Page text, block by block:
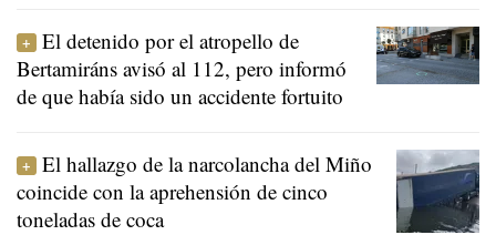
El detenido por el atropello de
Bertamiráns avisó al 112, pero informó
de que había sido un accidente fortuito
El hallazgo de la narcolancha del Miño
coincide con la aprehensión de cinco
toneladas de coca